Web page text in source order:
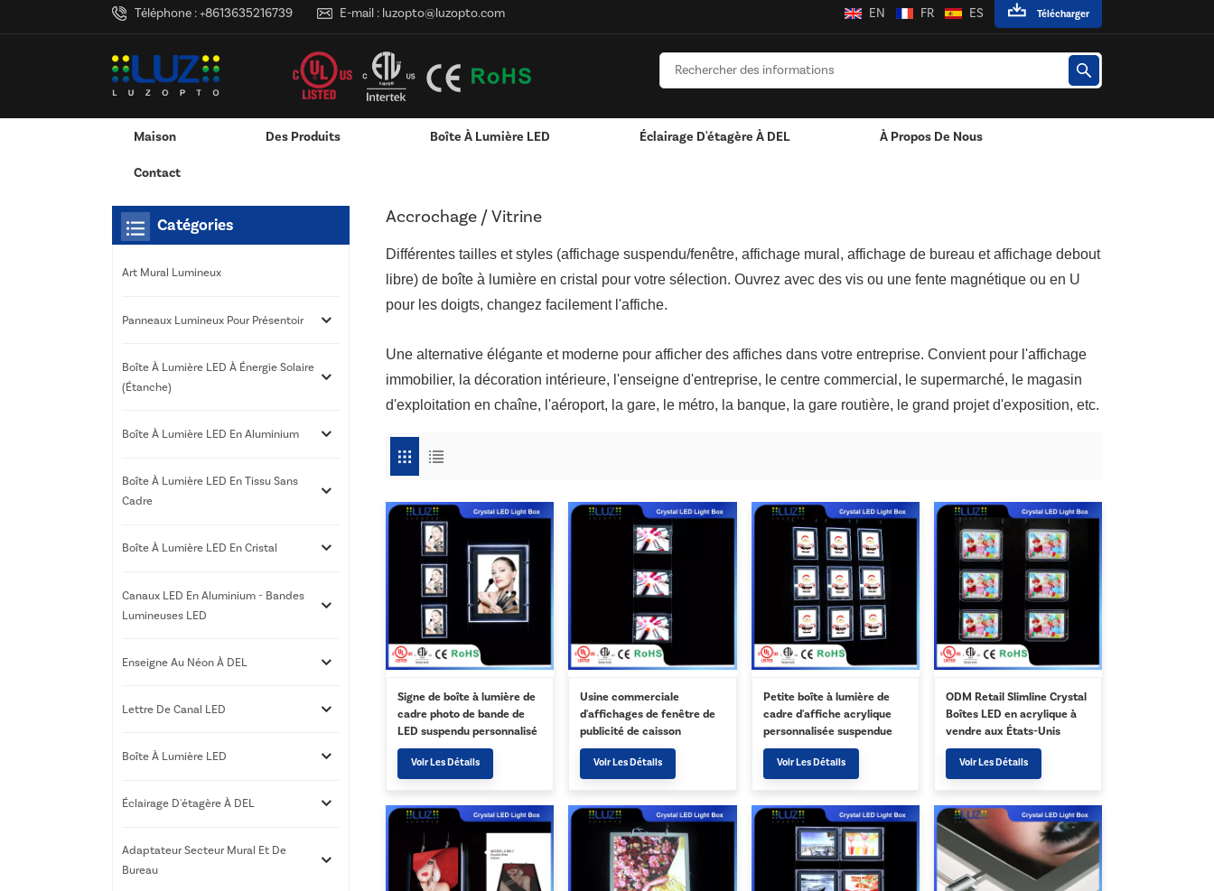
Téléphone :+8613635216739 E-mail : luzopto@luzopto.com Télécharger
EN FR ES
Maison Des Produits Boîte À Lumière LED Éclairage D'étagère À DEL À Propos De Nous
Contact
Accrochage / Vitrine
Différentes tailles et styles (affichage suspendu/fenêtre, affichage mural, affichage de bureau et affichage debout
libre) de boîte à lumière en cristal pour votre sélection. Ouvrez avec des vis ou une fente magnétique ou en U
pour les doigts, changez facilement l'affiche.
Une alternative élégante et moderne pour afficher des affiches dans votre entreprise.Convient pour l'affichage
immobilier, la décoration intérieure, l'enseigne d'entreprise, le centre commercial, le supermarché, le magasin
d'exploitation en chaîne, l'aéroport, la gare, le métro, la banque, la gare routière, le grand projet d'exposition, etc.
Signe de boîte à lumière de
cadre photo de bande de
LED suspendu personnalisé
en gros
Voir Les Détails
Usine commerciale
d'affichages de fenêtre de
publicité de caisson
lumineux de LED
Voir Les Détails
Petite boîte à lumière de
cadre d'affiche acrylique
personnalisée suspendue
professionnelle à LED
Voir Les Détails
ODM Retail Slimline Crystal
Boîtes LED en acrylique à
vendre aux États-Unis
Voir Les Détails
Catégories
Art Mural Lumineux
Panneaux Lumineux Pour Présentoir
Boîte À Lumière LED À Énergie Solaire
(étanche)
Boîte À Lumière LED En Aluminium
Boîte À Lumière LED En Tissu Sans
Cadre
Boîte À Lumière LED En Cristal
Canaux LED En Aluminium - Bandes
Lumineuses LED
Enseigne Au Néon À DEL
Lettre De Canal LED
Boîte À Lumière LED
Éclairage D'étagère À DEL
Adaptateur Secteur Mural Et De
Bureau